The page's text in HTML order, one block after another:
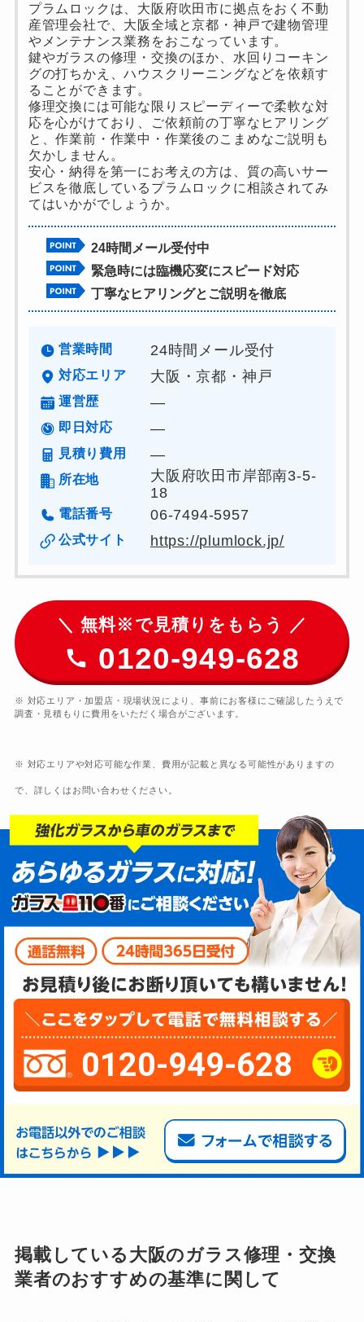
プラムロックは、大阪府吹田市に拠点をおく不動
産管理会社で、大阪全域と京都・神戸で建物管理
やメンテナンス業務をおこなっています。
鍵やガラスの修理・交換のほか、水回りコーキン
グの打ちかえ、ハウスクリーニングなどを依頼す
ることができます。
修理交換には可能な限りスピーディーで柔軟な対
応を心がけており、ご依頼前の丁寧なヒアリング
と、作業前・作業中・作業後のこまめなご説明も
欠かしません。
安心・納得を第一にお考えの方は、質の高いサー
ビスを徹底しているプラムロックに相談されてみ
てはいかがでしょうか。
24時間メール受付中
緊急時には臨機応変にスピード対応
丁寧なヒアリングとご説明を徹底
営業時間 24時間メール受付
対応エリア 大阪・京都・神戸
運営歴 ―
即日対応 ―
見積り費用 ―
所在地
大阪府吹田市岸部南3-5-
18
電話番号 06-7494-5957
公式サイト https://plumlock.jp/
＼ 無料※で見積りをもらう ／
0120-949-628
※ 対応エリア・加盟店・現場状況により、事前にお客様にご確認したうえで
調査・見積もりに費用をいただく場合がございます。
※ 対応エリアや対応可能な作業、費用が記載と異なる可能性がありますの
で、詳しくはお問い合わせください。
0120-949-628
掲載している大阪のガラス修理・交換
業者のおすすめの基準に関して